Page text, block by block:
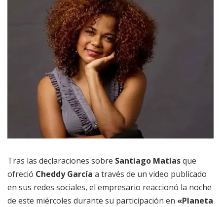
Tras las declaraciones sobre Santiago Matíasque
ofreció Cheddy García a través de un video publicado
en sus redes sociales, el empresario reaccionó la noche
de este miércoles durante su participación en «Planeta